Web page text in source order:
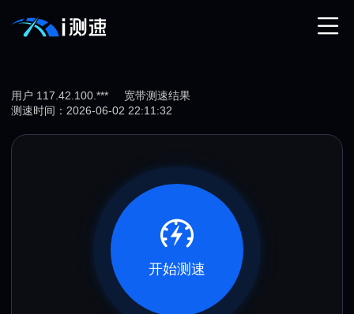
用户 117.42.100.***
宽带测速结果
测速时间：2026-06-02 22:11:32
开始测速